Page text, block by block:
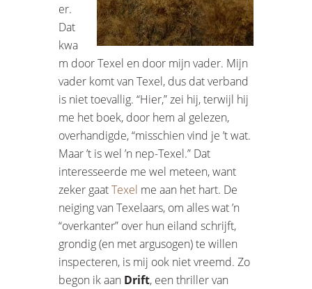
er.
Dat
kwa
m door Texel en door mijn vader. Mijn
vader komt van Texel, dus dat verband
is niet toevallig. “Hier,” zei hij, terwijl hij
me het boek, door hem al gelezen,
overhandigde, “misschien vind je ’t wat.
Maar ’t is wel ’n nep-Texel.” Dat
interesseerde me wel meteen, want
zeker gaatTexel me aan het hart. De
neiging van Texelaars, om alles wat ’n
“overkanter” over hun eiland schrijft,
grondig (en met argusogen) te willen
inspecteren, is mij ook niet vreemd. Zo
begon ik aan Drift, een thriller van